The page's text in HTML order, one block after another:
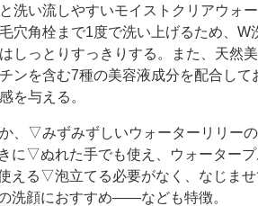
洗い流しやすいモイストクリアウォ
穴角栓まで1度で洗い上げるため、W
しっとりすっきりする。また、天然
ンを含む7種の美容液成分を配合して
を与える。
、▽みずみずしいウォーターリリーの
に▽ぬれた手でも使え、ウォーター
える▽泡立てる必要がなく、なじま
洗顔におすすめ――なども特徴。